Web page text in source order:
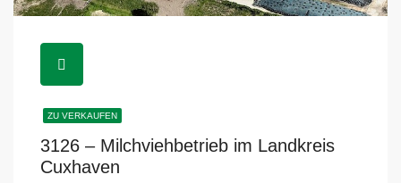
ZU VERKAUFEN
3126 – Milchviehbetrieb im Landkreis
Cuxhaven